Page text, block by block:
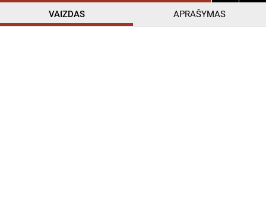
VAIZDAS APRAŠYMAS
CC BY-NC-ND